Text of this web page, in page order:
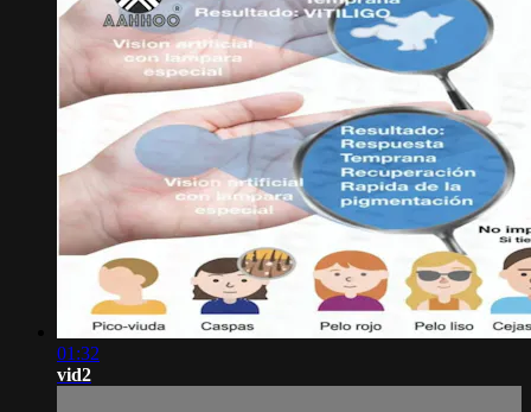
01:32
vid2